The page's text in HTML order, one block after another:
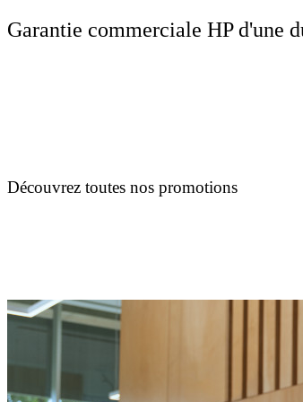
Garantie commerciale HP d'une
Découvrez toutes nos promotions